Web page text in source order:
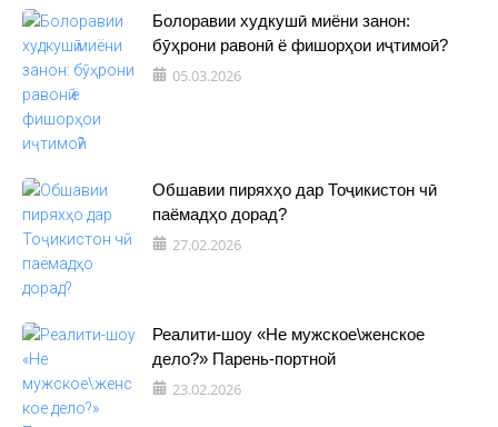
Болоравии худкушӣ миёни занон:
бӯҳрони равонӣ ё фишорҳои иҷтимоӣ?
05.03.2026
Обшавии пиряхҳо дар Тоҷикистон чӣ
паёмадҳо дорад?
27.02.2026
Реалити-шоу «Не мужское\женское
дело?» Парень-портной
23.02.2026